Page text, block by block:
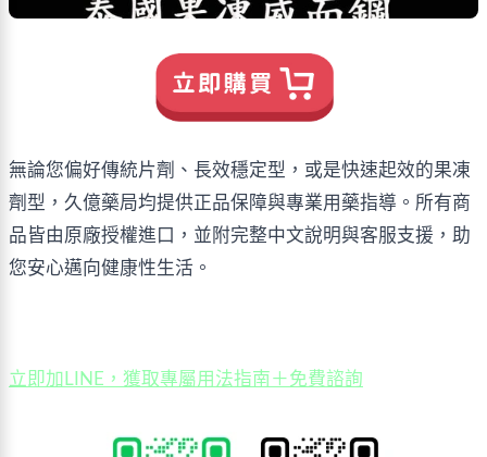
無論您偏好傳統片劑、長效穩定型，或是快速起效的果凍
劑型，久億藥局均提供正品保障與專業用藥指導。所有商
品皆由原廠授權進口，並附完整中文說明與客服支援，助
您安心邁向健康性生活。
立即加LINE，獲取專屬用法指南＋免費諮詢